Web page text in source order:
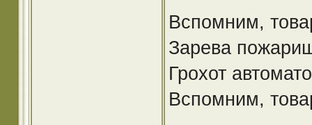
Вспомним,
Зарева
Грохот
Вспомним,